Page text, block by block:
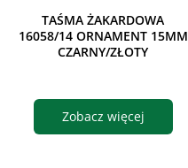
TAŚMA ŻAKARDOWA
16058/14 ORNAMENT 15MM
CZARNY/ZŁOTY
Zobacz więcej